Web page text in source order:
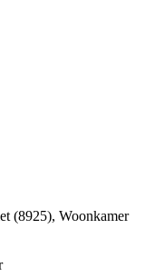
(8925), Woonkamer